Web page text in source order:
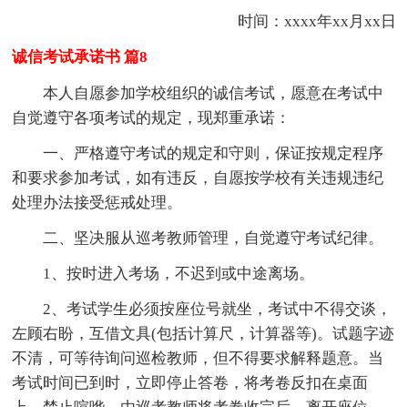
时间：xxxx年xx月xx日
诚信考试承诺书 篇8
本人自愿参加学校组织的诚信考试，愿意在考试中
自觉遵守各项考试的规定，现郑重承诺：
一、严格遵守考试的规定和守则，保证按规定程序
和要求参加考试，如有违反，自愿按学校有关违规违纪
处理办法接受惩戒处理。
二、坚决服从巡考教师管理，自觉遵守考试纪律。
1、按时进入考场，不迟到或中途离场。
2、考试学生必须按座位号就坐，考试中不得交谈，
左顾右盼，互借文具(包括计算尺，计算器等)。试题字迹
不清，可等待询问巡检教师，但不得要求解释题意。当
考试时间已到时，立即停止答卷，将考卷反扣在桌面